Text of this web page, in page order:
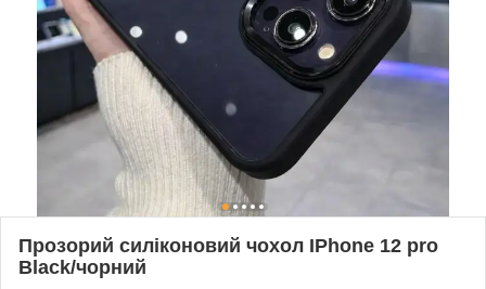
Прозорий силіконовий чохол IPhone 12 pro
Black/чорний